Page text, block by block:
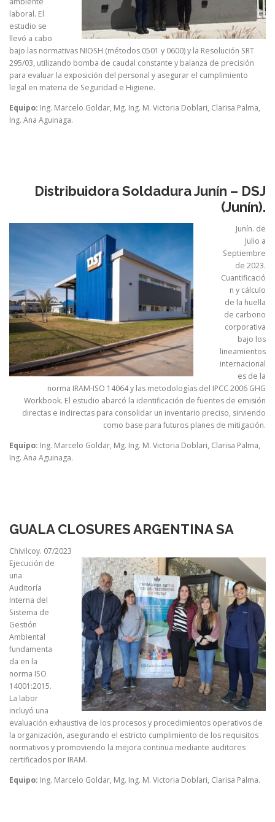
laboral. El
estudio se
llevó a cabo
bajo las normativas NIOSH (métodos 0501 y 0600) y la Resolución SRT
295/03, utilizando bomba de caudal constante y balanza de precisión
para evaluar la exposición del personal y asegurar el cumplimiento
legal en materia de Seguridad e Higiene.
Equipo: Ing. Marcelo Goldar, Mg. Ing. M. Victoria Doblari, Clarisa Palma,
Ing. Ana Aguinaga.
Distribuidora Soldadura Junín – DSJ
(Junín).
Junín. de
Julio a
Septiembre
de 2023.
Cuantificació
n y cálculo
de la huella
de carbono
corporativa
bajo los
lineamientos
internacional
es de la
norma IRAM-ISO 14064 y las metodologías del IPCC 2006 GHG
Workbook. El estudio abarcó la identificación de fuentes de emisión
directas e indirectas para consolidar un inventario preciso, sirviendo
como base para futuros planes de mitigación.
Equipo: Ing. Marcelo Goldar, Mg. Ing. M. Victoria Doblari, Clarisa Palma,
Ing. Ana Aguinaga.
GUALA CLOSURES ARGENTINA SA
Chivilcoy. 07/2023
Ejecución de
una
Auditoría
Interna del
Sistema de
Gestión
Ambiental
fundamenta
da en la
norma ISO
14001:2015.
La labor
incluyó una
evaluación exhaustiva de los procesos y procedimientos operativos de
la organización, asegurando el estricto cumplimiento de los requisitos
normativos y promoviendo la mejora continua mediante auditores
certificados por IRAM.
Equipo: Ing. Marcelo Goldar, Mg. Ing. M. Victoria Doblari, Clarisa Palma.